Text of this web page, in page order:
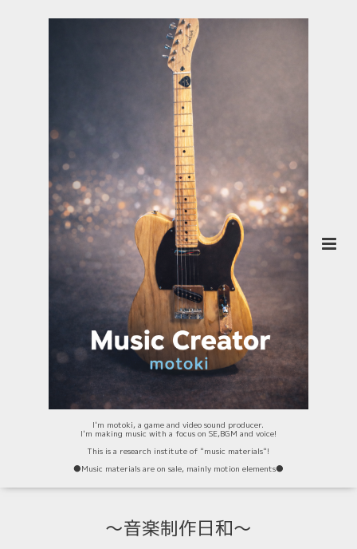
I'm motoki, a game and video sound producer.
I'm making music with a focus on SE,BGM and voice!
This is a research institute of "music materials"!
⚫️Music materials are on sale, mainly motion elements⚫️
〜音楽制作日和〜